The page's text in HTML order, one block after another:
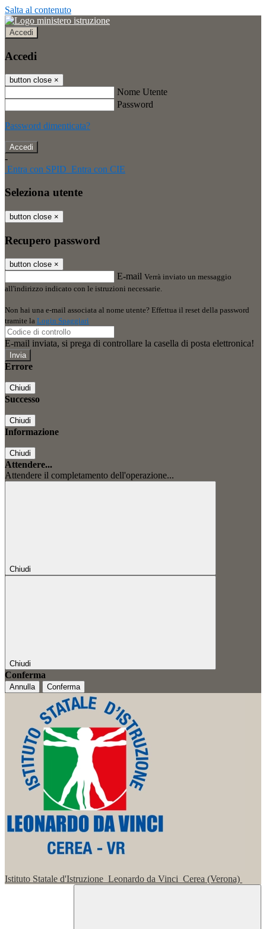
Salta al contenuto
Accedi
Accedi
button close ×
Nome Utente
Password
Password dimenticata?
-
Entra con SPID Entra con CIE
Seleziona utente
button close ×
Recupero password
button close ×
E-mail Verrà inviato un messaggio
all'indirizzo indicato con le istruzioni necessarie.
Non hai una e-mail associata al nome utente? Effettua il reset della password
tramite la Login Spaggiari
E-mail inviata, si prega di controllare la casella di posta elettronica!
Errore
Chiudi
Successo
Chiudi
Informazione
Chiudi
Attendere...
Attendere il completamento dell'operazione...
Chiudi
Chiudi
Conferma
Annulla Conferma
Istituto Statale d'Istruzione Leonardo da Vinci Cerea (Verona)